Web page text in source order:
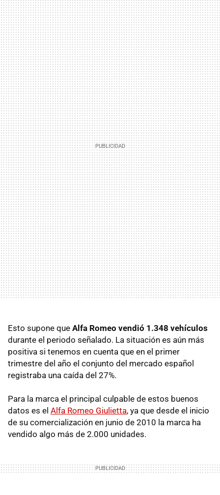
Esto supone que Alfa Romeo vendió 1.348 vehículos
durante el periodo señalado. La situación es aún más
positiva si tenemos en cuenta que en el primer
trimestre del año el conjunto del mercado español
registraba una caída del 27%.
Para la marca el principal culpable de estos buenos
datos es el Alfa Romeo Giulietta, ya que desde el inicio
de su comercialización en junio de 2010 la marca ha
vendido algo más de 2.000 unidades.